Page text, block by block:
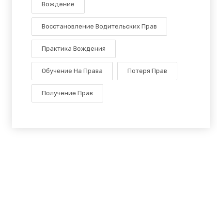
Вождение
Восстановление Водительских Прав
Практика Вождения
Обучение На Права Потеря Прав
Получение Прав